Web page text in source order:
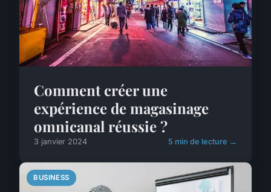
Comment créer une
expérience de magasinage
omnicanal réussie ?
3 janvier 2024 5 min de lecture →
BUSINESS